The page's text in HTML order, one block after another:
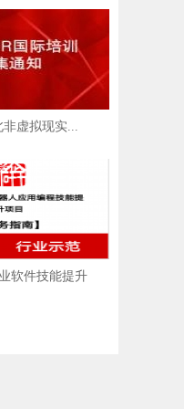
非虚拟现实...
软件技能提升